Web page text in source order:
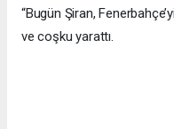
“Bugün Şiran,
ve coşku yarattı.